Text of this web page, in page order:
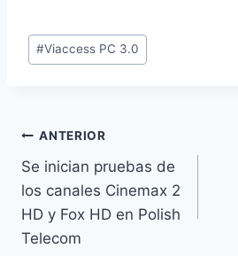
Etiquetas
de
#Viaccess PC 3.0
Navegación
de
entradas
ANTERIOR
Se inician pruebas de
los canales Cinemax 2
HD y Fox HD en Polish
Telecom